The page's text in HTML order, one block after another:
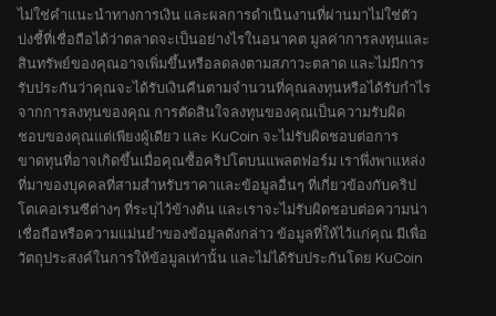
ไม่ใช่คำแนะนำทางการเงิน และผลการดำเนินงานที่ผ่านมาไม่ใช่ตัว
บ่งชี้ที่เชื่อถือได้ว่าตลาดจะเป็นอย่างไรในอนาคต มูลค่าการลงทุนและ
สินทรัพย์ของคุณอาจเพิ่มขึ้นหรือลดลงตามสภาวะตลาด และไม่มีการ
รับประกันว่าคุณจะได้รับเงินคืนตามจำนวนที่คุณลงทุนหรือได้รับกำไร
จากการลงทุนของคุณ การตัดสินใจลงทุนของคุณเป็นความรับผิด
ชอบของคุณแต่เพียงผู้เดียว และ KuCoin จะไม่รับผิดชอบต่อการ
ขาดทุนที่อาจเกิดขึ้นเมื่อคุณซื้อคริปโตบนแพลตฟอร์ม เราพึ่งพาแหล่ง
ที่มาของบุคคลที่สามสำหรับราคาและข้อมูลอื่นๆ ที่เกี่ยวข้องกับคริป
โตเคอเรนซีต่างๆ ที่ระบุไว้ข้างต้น และเราจะไม่รับผิดชอบต่อความน่า
เชื่อถือหรือความแม่นยำของข้อมูลดังกล่าว ข้อมูลที่ให้ไว้แก่คุณ มีเพื่อ
วัตถุประสงค์ในการให้ข้อมูลเท่านั้น และไม่ได้รับประกันโดย KuCoin